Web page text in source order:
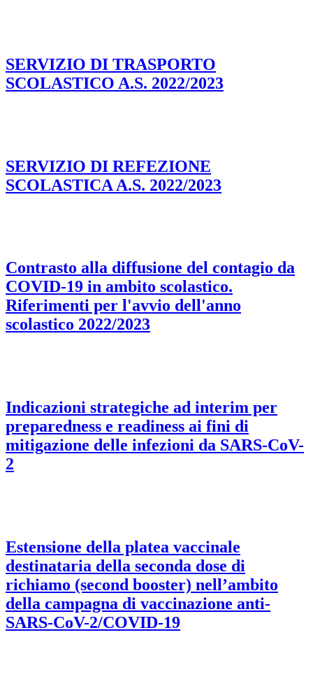
SERVIZIO DI TRASPORTO
SCOLASTICO A.S. 2022/2023
SERVIZIO DI REFEZIONE
SCOLASTICA A.S. 2022/2023
Contrasto alla diffusione del contagio da
COVID-19 in ambito scolastico.
Riferimenti per l'avvio dell'anno
scolastico 2022/2023
Indicazioni strategiche ad interim per
preparedness e readiness ai fini di
mitigazione delle infezioni da SARS-CoV-
2
Estensione della platea vaccinale
destinataria della seconda dose di
richiamo (second booster) nell’ambito
della campagna di vaccinazione anti-
SARS-CoV-2/COVID-19